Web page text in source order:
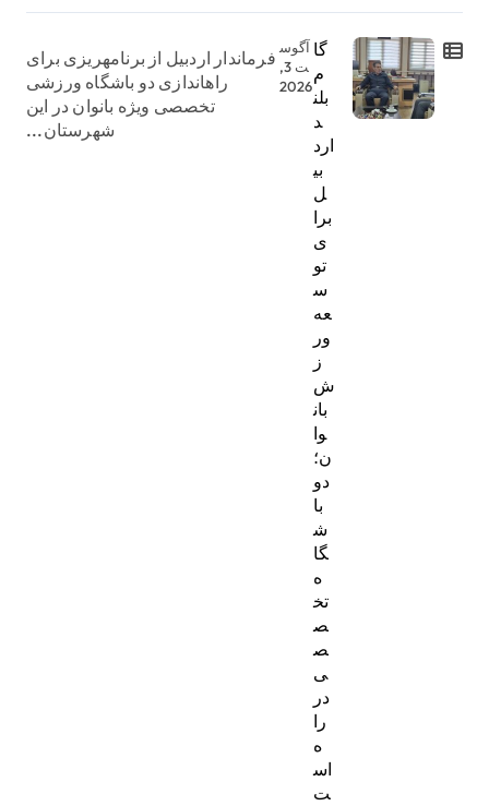
گا
م
بلن
د
ارد
بی
ل
برا
ی
تو
س
عه
ور
ز
ش
بان
وا
ن؛
دو
با
ش
گا
ه
تخ
ص
ص
ی
در
را
ه
اس
ت
آگوس
ت 3,
2026
فرماندار اردبیل از برنامهریزی برای
راهاندازی دو باشگاه ورزشی
تخصصی ویژه بانوان در این
شهرستان...